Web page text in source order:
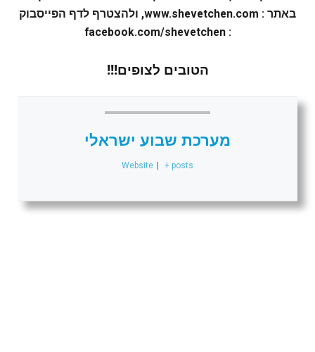
באתר : www.shevetchen.com, ו
להצטרף לדף הפייסבוק
: facebook.com/shevetchen
הטובים לצופים!!!
מערכת שבוע ישראלי
Website + posts